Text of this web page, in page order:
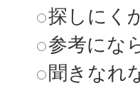
探しにく
参考にな
聞きなれ